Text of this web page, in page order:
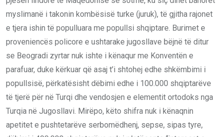
myslimanë i takonin kombësisë turke (juruk), të gjitha rajonet
e tjera ishin të populluara me popullsi shqiptare. Burimet e
proveniencës policore e ushtarake jugosllave bëjnë të ditur
se Beogradi zyrtar nuk ishte i kënaqur me Konventën e
parafuar, duke kërkuar që asaj t’i shtohej edhe shkëmbimi i
popullsisë, përkatësisht dëbimi edhe i 100.000 shqiptarëve
të tjerë për në Turqi dhe vendosjen e elementit ortodoks nga
Turqia në Jugosllavi. Mirëpo, këto shifra nuk i kënaqnin
apetitet e pushtetarëve serbomëdhenj, sepse, sipas tyre,